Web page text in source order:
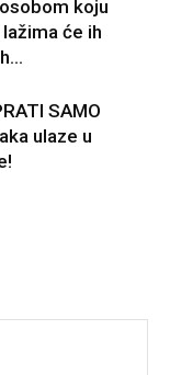
koju
će ih
SAMO
ulaze u